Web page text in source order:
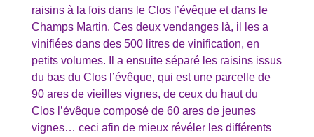
raisins à la fois dans le Clos l’évêque et dans le
Champs Martin. Ces deux vendanges là, il les a
vinifiées dans des 500 litres de vinification, en
petits volumes. Il a ensuite séparé les raisins issus
du bas du Clos l’évêque, qui est une parcelle de
90 ares de vieilles vignes, de ceux du haut du
Clos l’évêque composé de 60 ares de jeunes
vignes… ceci afin de mieux révéler les différents